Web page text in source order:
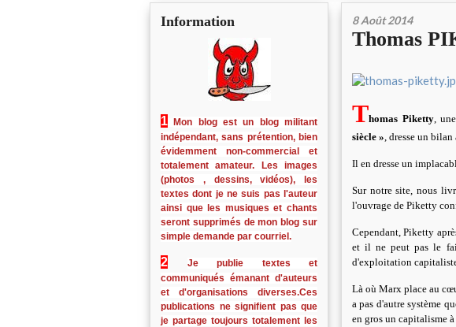
Information
1
Mon blog est un blog militant
indépendant, sans prétention, bien
évidemment non-commercial et
totalement amateur. Les images
(photos , dessins, vidéos), les
textes dont je ne suis pas l'auteur
ainsi que les musiques et chants
seront supprimés de mon blog sur
simple demande par courriel.
2
Je publie textes et
communiqués émanant d'auteurs
et d'organisations diverses.Ces
publications ne signifient pas que
je partage toujours totalement les
8 Août 2014
Thomas
Thomas Piketty,
siècle », dresse un
Il en dresse un
Sur notre site, nous
l'ouvrage de Piketty
Cependant, Piketty
et il ne peut pas le
d'exploitation
Là où Marx place au
a pas d'autre système
en gros un capitalisme